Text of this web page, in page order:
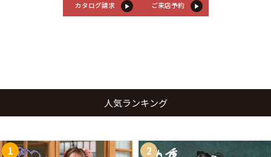
カタログ請求 ご来店予約
人気ランキング